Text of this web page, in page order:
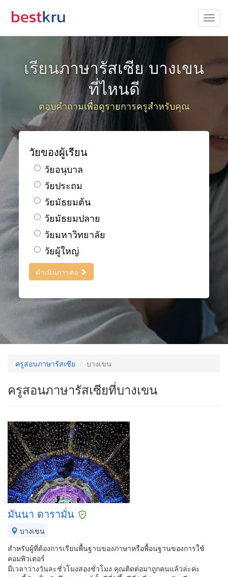
เรียนภาษารัสเซีย บางเขน
ที่ไหนดี
ตอบคำถามเพื่อดูรายการครูสำหรับคุณ
วัยของผู้เรียน
วัยอนุบาล
วัยประถม
วัยมัธยมต้น
วัยมัธยมปลาย
วัยมหาวิทยาลัย
วัยผู้ใหญ่
ดำเนินการต่อ
ครูสอนภาษารัสเซีย บางเขน
ครูสอนภาษารัสเซียที่บางเขน
มันนา ดารามั่น
บางเขน
สำหรับผู้ที่ต้องการเรียนพื้นฐานของภาษาหรือพื้อนฐานของการใช้
คอมพิวเตอร์
มีเวลาว่างวันละชั่วโมงสองชั่วโมง คุณติดต่อมาถูกคนแล้วล่ะค่ะ